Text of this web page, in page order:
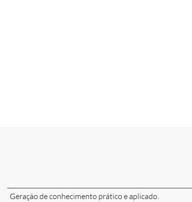
Geração de conhecimento prático e aplicado.